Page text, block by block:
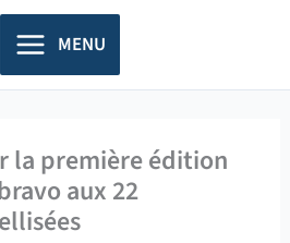
MENU
la première édition
aux 22